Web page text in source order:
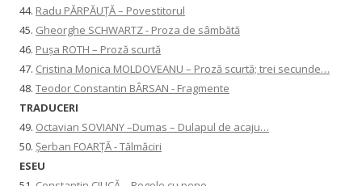
44. Radu PĂRPĂUȚĂ – Povestitorul
45. Gheorghe SCHWARTZ - Proza de sâmbătă
46. Pușa ROTH – Proză scurtă
47. Cristina Monica MOLDOVEANU – Proză scurtă; trei secunde…
48. Teodor Constantin BÂRSAN - Fragmente
TRADUCERI
49. Octavian SOVIANY –Dumas – Dulapul de acaju…
50. Șerban FOARȚĂ - Tălmăciri
ESEU